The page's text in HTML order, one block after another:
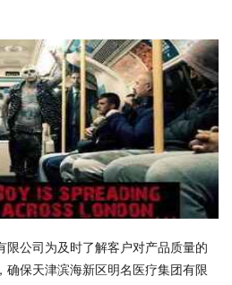
限公司为及时了解客户对产品质量的
确保天津滨海新区明名医疗集团有限